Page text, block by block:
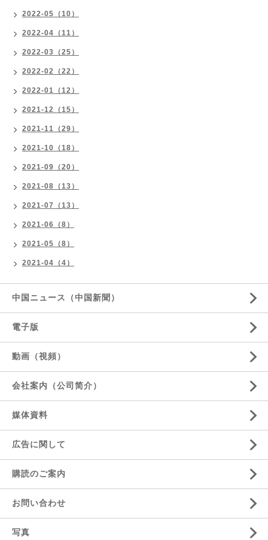
2022-05（10）
2022-04（11）
2022-03（25）
2022-02（22）
2022-01（12）
2021-12（15）
2021-11（29）
2021-10（18）
2021-09（20）
2021-08（13）
2021-07（13）
2021-06（8）
2021-05（8）
2021-04（4）
中国ニュース（中国新聞）
電子版
動画（視頻）
会社案内（公司简介）
媒体資料
広告に関して
購読のご案内
お問い合わせ
写真